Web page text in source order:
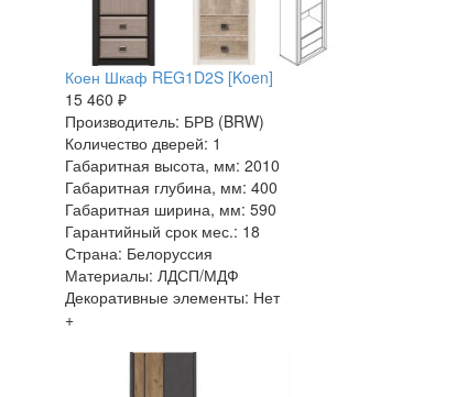
Коен Шкаф REG1D2S [Koen]
15 460 ₽
Производитель: БРВ (BRW)
Количество дверей: 1
Габаритная высота, мм: 2010
Габаритная глубина, мм: 400
Габаритная ширина, мм: 590
Гарантийный срок мес.: 18
Страна: Белоруссия
Материалы: ЛДСП/МДФ
Декоративные элементы: Нет
+